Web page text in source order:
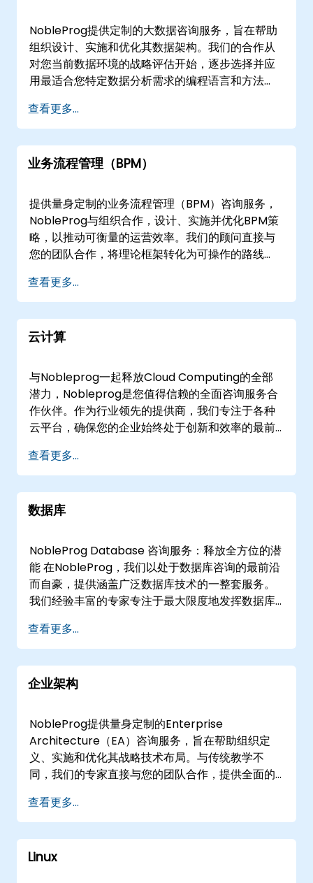
度。 计算机视觉： 通过计算机视觉应用改变您的业
务运营。我们的专家实现物体识别、图像分析和视
觉理解，以优化流程。 深度学习： 与我们的专家一
起深入深度学习领域，实施神经网络和高级算法，
解决复杂问题并推动创新。 强化学习： 通过我们的
强化学习专家，优化决策过程，并通过试错实现自
动化学习。 AI战略与路线图： 制定与您的业务目标
一致的定制AI战略。我们的顾问将指导您开发无缝
集成和采用的路线图。 AI伦理与负责任AI： 通过我
程： 通过为您的特定业务流程量身定制的AI应用，
简化操作并提高效率。 为什么选择NobleProg进行
AI咨询？ 专业经验： 我们的团队由在多个AI领域拥
有丰富知识的资深专家组成。 定制解决方案： 受益
于为满足您业务独特需求而设计的定制咨询服务。
支持： 从机器学习到自然语言处理，从计算机视觉
到强化学习，我们涵盖所有AI解决方案。 结果驱
方案，推动数字化转型。 通过NobleProg提升您的
AI计划，在这里，专业与创新相遇。立即联系我
们，通过智能和变革性的AI解决方案塑造您的业务
未来。
NobleProg提供定制的大数据咨询服务，旨在帮助
组织设计、实施和优化其数据架构。我们的合作从
对您当前数据环境的战略评估开始，逐步选择并应
用最适合您特定数据分析需求的编程语言和方法
分布式处理和可扩展性的关键工具和基础设施。通
过协作研讨会和指导实施环节，我们的专家直接与
您的团队合作，比较架构选项并执行业务目标一致
的实际解决方案。 我们的咨询模式灵活，可通过安
们可以将顾问直接部署到您所在的设施中，或在我
们的企业中心举办研讨会，确保将先进的大数据能
力无缝集成到您的运营中。 NobleProg——您的本
地咨询合作伙伴。
查看更多...
业务流程管理（BPM）
提供量身定制的业务流程管理（BPM）咨询服务，
NobleProg与组织合作，设计、实施并优化BPM策
略，以推动可衡量的运营效率。我们的顾问直接与
您的团队合作，将理论框架转化为可操作的路线
集成到您现有的工作流程中。 无论您选择在的设施
进行线下参与，还是在NobleProg在的企业中心进
行专门会议，我们的专家都提供实际操作指导，帮
助您应对BPM采用的复杂性。我们还提供灵活的远
保您的团队无论身处何地都能获得同样高效的支
持。 NobleProg——您本地卓越流程的咨询合作伙
伴。
查看更多...
云计算
与Nobleprog一起释放Cloud Computing的全部
潜力，Nobleprog是您值得信赖的全面咨询服务合
作伙伴。作为行业领先的提供商，我们专注于各种
云平台，确保您的企业始终处于创新和效率的最前
云技术世界，帮助您利用 Amazon Web Services
(AWS)、Azure、Terraform、OpenStack 等的
力量。 Amazon Web Services (AWS)
Nobleprog 拥有无与伦比的知识和经验，可帮助您
论您是在探索 AWS IoT、AWS Lambda、
CloudFormation、Amazon DynamoDB 还是
Tinkerbell，我们的顾问都精通优化您的 AWS 基础
设施以实现最佳性能。 Azure Nobleprog已准备好
帮助您浏览Microsoft Azure生态系统。从 Azure
Service Fabric 到 Terraform 集成，我们的顾问
可确保无缝实施和管理基于 Azure 的解决方案。 开
源技术 我们的专业知识超越了主流云提供商，包括
Cloud Foundry、Serverless Computing 和
Kubeless 等的深入了解，Nobleprog 是您利用开
源云解决方案力量的首选合作伙伴。
Infrastructure as a Service (IaaS) 探索与
Nobleprog一起实现基础设施即服务的可能性。我
们的顾问提供有关 IaaS、Nextcloud、Bluemix、
施需求提供量身定制的方法。 为什么选择
查看更多...
数据库
NobleProg Database 咨询服务：释放全方位的潜
能 在NobleProg，我们以处于数据库咨询的最前沿
而自豪，提供涵盖广泛数据库技术的一整套服务。
我们经验丰富的专家专注于最大限度地发挥数据库
大数据库领域的一瞥： 关系 Databases： SQL
Oracle MySQL PostgreSQL MariaDB Microsoft
SQL 服务器 SQL石 NoSQL Databases：
MongoDB Cassandra Redis CouchDB Neo4j
Database： Berkeley DB 云数据库 kdb+ 新购
SQL 红杉数据库 Memcached的 GraphQL
Prometheus ClickHouse Database 工具和技
术： Oracle 顶点 Access SSAS （SQL 服务器分析
服务） SSIS （SQL 服务器集成服务） PL/SQL 图
Database Blazegraph Percona Database 迁移
DM7系列 Database Hypertable LINQ Presto
Change Data Capture (CDC) 基于云的
Database： Azure SQL Database Azure 宇宙数
查看更多...
企业架构
NobleProg提供量身定制的Enterprise
Architecture（EA）咨询服务，旨在帮助组织定
义、实施和优化其战略技术布局。与传统教学不
同，我们的专家直接与您的团队合作，提供全面的
框架。 我们的参与模式灵活，提供虚拟或线下咨询
会议。虚拟咨询利用安全的交互式远程桌面环境，
促进实时协作和解决方案设计，无论地理位置如
何。对于实际实施支持，我们的顾问可以直接部署
查看更多...
Linux